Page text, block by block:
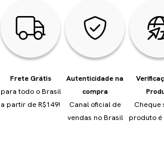
Frete Grátis
para todo o Brasil
a partir de R$149!
Autenticidade na
compra
Canal oficial de
vendas no Brasil
Cheque
produto é